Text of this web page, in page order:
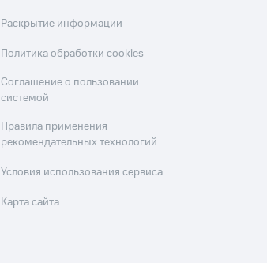
Раскрытие информации
Политика обработки cookies
Соглашение о пользовании
системой
Правила применения
рекомендательных технологий
Условия использования сервиса
Карта сайта